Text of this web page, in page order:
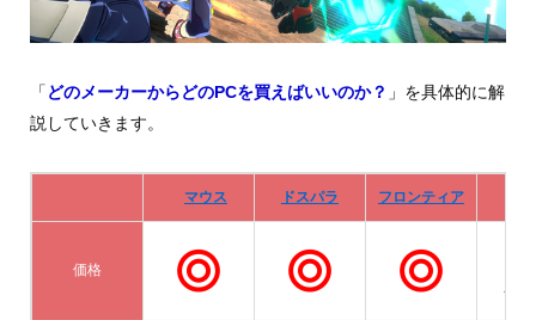
「 どのメーカーからどのPCを買えばいいのか？ 」を具体的に解
説していきます。
マウス ドスパラ フロンティア
価格